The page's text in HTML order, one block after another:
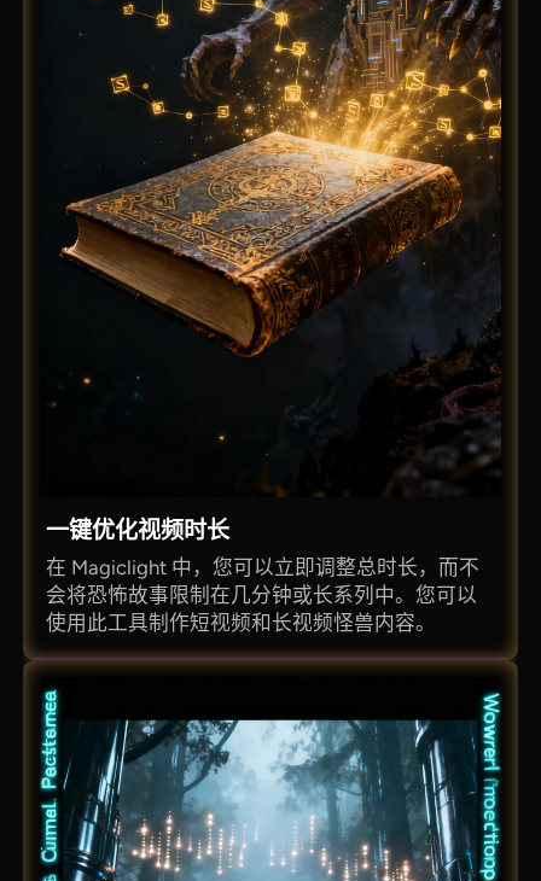
一键优化视频时长
在 Magiclight 中，您可以立即调整总时长，而不
会将恐怖故事限制在几分钟或长系列中。您可以
使用此工具制作短视频和长视频怪兽内容。